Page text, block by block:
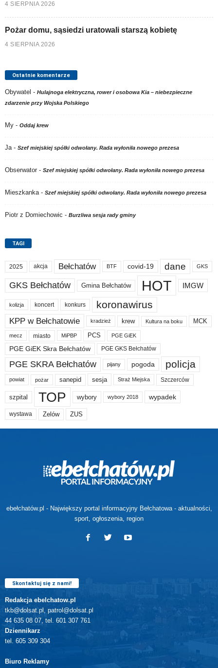
4 SIERPNIA 2026
Pożar domu, sąsiedzi uratowali starszą kobietę
4 SIERPNIA 2026
Ostatnie komentarze
Obywatel - Hulajnoga elektryczna, rower i osobowa Kia – niebezpieczne
zdarzenie przy Wojska Polskiego
My - Oddaj krew
Ja- Szef miejskiej spółki odwołany. Rada wyłoniła nowego prezesa
Obserwator - Szef miejskiej spółki odwołany. Rada wyłoniła nowego prezesa
Mieszkanka- Szef miejskiej spółki odwołany. Rada wyłoniła nowego prezesa
Piotr z Domiechowic - Burzliwa sesja rady gminy
TAGI
2025 akcja Bełchatów BTF covid-19 dane GKS
GKS Bełchatów Gmina Bełchatów HOT IMGW
kolizja koncert konkurs koronawirus
KPP w Bełchatowie kradzież krew Kultura na boku MCK
mecz miasto MiPBP PCS PGE GiEK
PGE GiEK Skra Bełchatów PGE GKS Bełchatów
PGE SKRA Bełchatów pijany pogoda policja
powiat pożar sanepid sesja Straż Miejska Szczerców
szpital TOP wybory wybory 2018 wypadek
wystawa Zelów ZUS
ebełchatów.pl - Największy portal informacyjny Bełchatowa - aktualności,
sport, ogłoszenia, region
Skontaktuj się z nami!
Redakcja ebelchatow.pl
tkb@dolsat.pl, patrol@dolsat.pl
44 635 08 07, tel. 601 307 761
Dziennikarz
tel. 605 309 304
Biuro Reklamy